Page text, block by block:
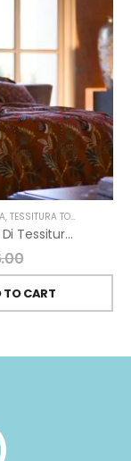
,TESSITURA TOSCANA TELERIE
Set Lenzuola Ilian Di Tessitura Toscana Telerie 2 Piazze
TO CART